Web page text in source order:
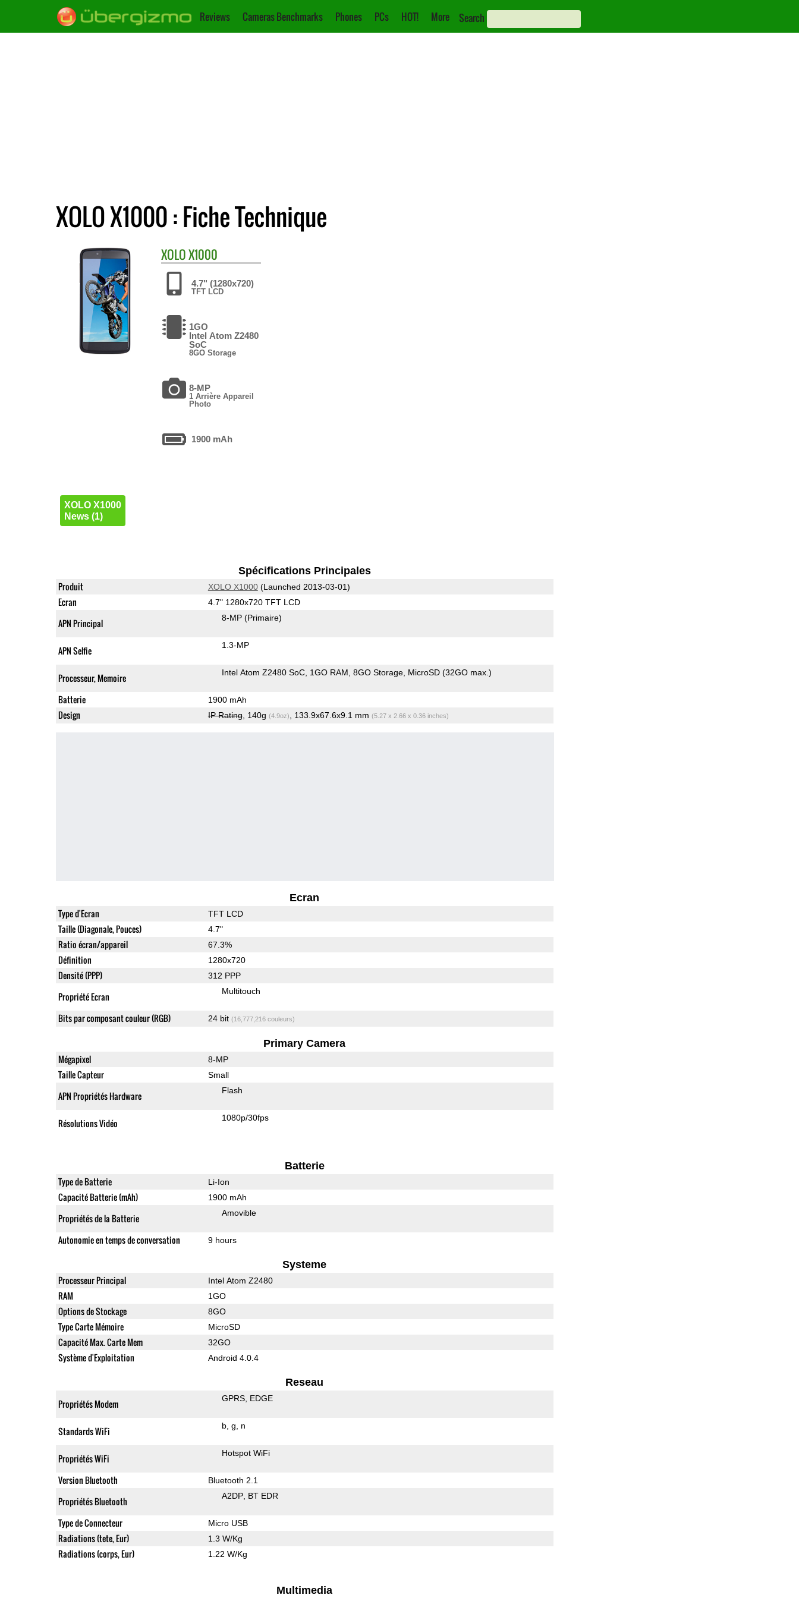
Reviews Cameras Benchmarks Phones PCs HOT! More Search
XOLO X1000 : Fiche Technique
XOLOX1000
4.7" (1280x720)
TFT LCD
1GO
Intel Atom Z2480
SoC
8GO Storage
8-MP
1 Arrière Appareil
Photo
1900 mAh
XOLO X1000
News (1)
Spécifications Principales
Produit XOLO X1000(Launched 2013-03-01)
Ecran 4.7" 1280x720 TFT LCD
APN Principal 8-MP (Primaire)
APN Selfie 1.3-MP
Processeur, Memoire Intel Atom Z2480 SoC 1GO RAM 8GO Storage MicroSD (32GO max.)
Batterie 1900 mAh
Design IP Rating, 140g (4.9oz) , 133.9x67.6x9.1 mm (5.27 x 2.66 x 0.36 inches)
Ecran
Type d'Ecran TFT LCD
Taille (Diagonale, Pouces) 4.7"
Ratio écran/appareil 67.3%
Définition 1280x720
Densité (PPP) 312 PPP
Propriété Ecran Multitouch
Bits par composant couleur (RGB) 24 bit (16,777,216 couleurs)
Primary Camera
Mégapixel 8-MP
Taille Capteur Small
APN Propriétés Hardware Flash
Résolutions Vidéo 1080p/30fps
Batterie
Type de Batterie Li-Ion
Capacité Batterie (mAh) 1900 mAh
Propriétés de la Batterie Amovible
Autonomie en temps de conversation 9 hours
Systeme
Processeur Principal Intel Atom Z2480
RAM 1GO
Options de Stockage 8GO
Type Carte Mémoire MicroSD
Capacité Max. Carte Mem 32GO
Système d'Exploitation Android 4.0.4
Reseau
Propriétés Modem GPRS EDGE
Standards WiFi b g n
Propriétés WiFi Hotspot WiFi
Version Bluetooth Bluetooth 2.1
Propriétés Bluetooth A2DP BT EDR
Type de Connecteur Micro USB
Radiations (tete, Eur) 1.3 W/Kg
Radiations (corps, Eur) 1.22 W/Kg
Multimedia